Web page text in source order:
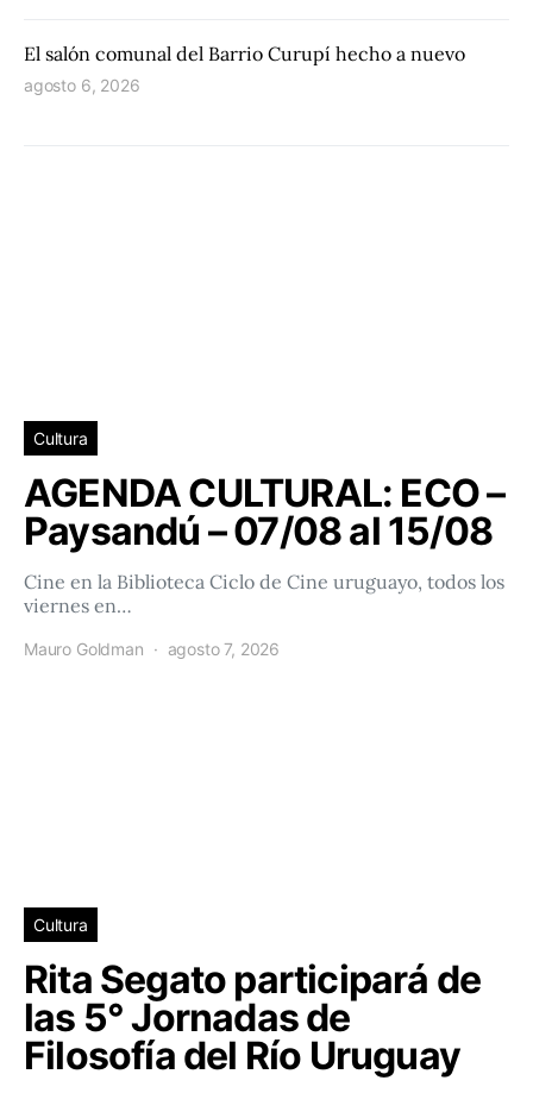
El salón comunal del Barrio Curupí hecho a nuevo
agosto 6, 2026
Cultura
AGENDA CULTURAL: ECO –
Paysandú – 07/08 al 15/08
Cine en la Biblioteca Ciclo de Cine uruguayo, todos los
viernes en…
Mauro Goldman agosto 7, 2026
Cultura
Rita Segato participará de
las 5° Jornadas de
Filosofía del Río Uruguay